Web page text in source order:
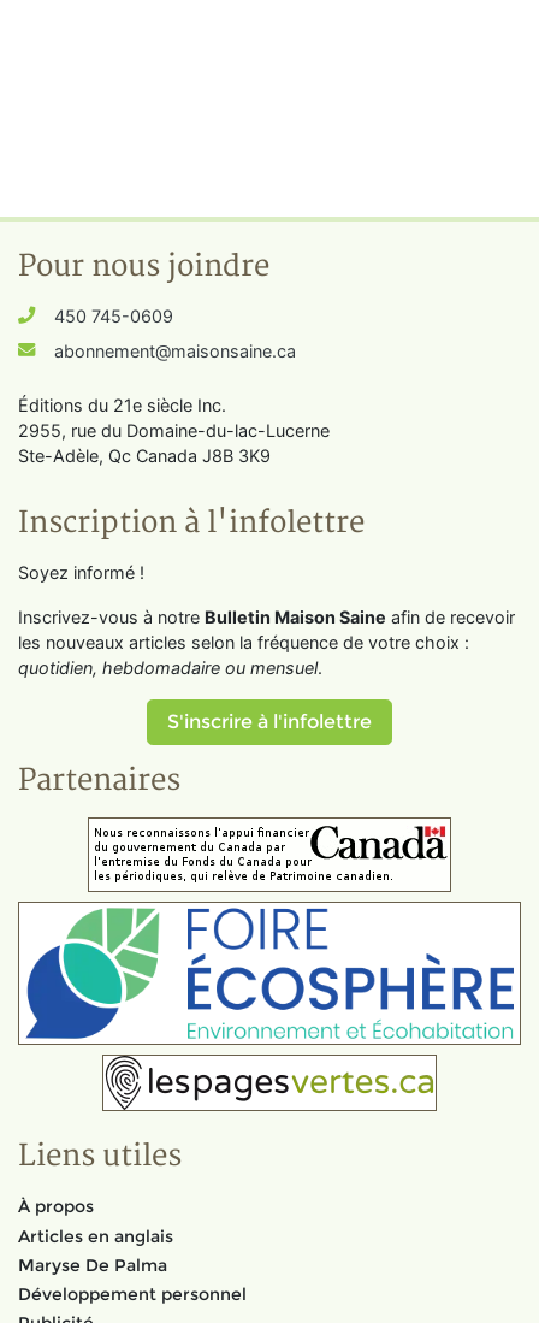
Pour nous joindre
450 745-0609
abonnement@maisonsaine.ca
Éditions du 21e siècle Inc.
2955, rue du Domaine-du-lac-Lucerne
Ste-Adèle, Qc Canada J8B 3K9
Inscription à l'infolettre
Soyez informé !
Inscrivez-vous à notre Bulletin Maison Saine afin de recevoir
les nouveaux articles selon la fréquence de votre choix :
quotidien, hebdomadaire ou mensuel.
S'inscrire à l'infolettre
Partenaires
Liens utiles
À propos
Articles en anglais
Maryse De Palma
Développement personnel